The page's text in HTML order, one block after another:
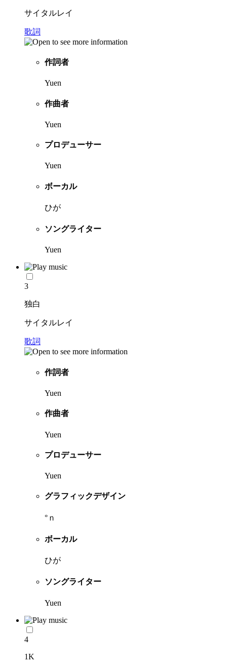
サイタルレイ
歌詞
作詞者
Yuen
作曲者
Yuen
プロデューサー
Yuen
ボーカル
ひが
ソングライター
Yuen
3
独白
サイタルレイ
歌詞
作詞者
Yuen
作曲者
Yuen
プロデューサー
Yuen
グラフィックデザイン
°ｎ
ボーカル
ひが
ソングライター
Yuen
4
1K